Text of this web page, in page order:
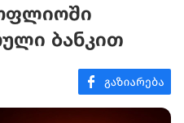
ბანკით